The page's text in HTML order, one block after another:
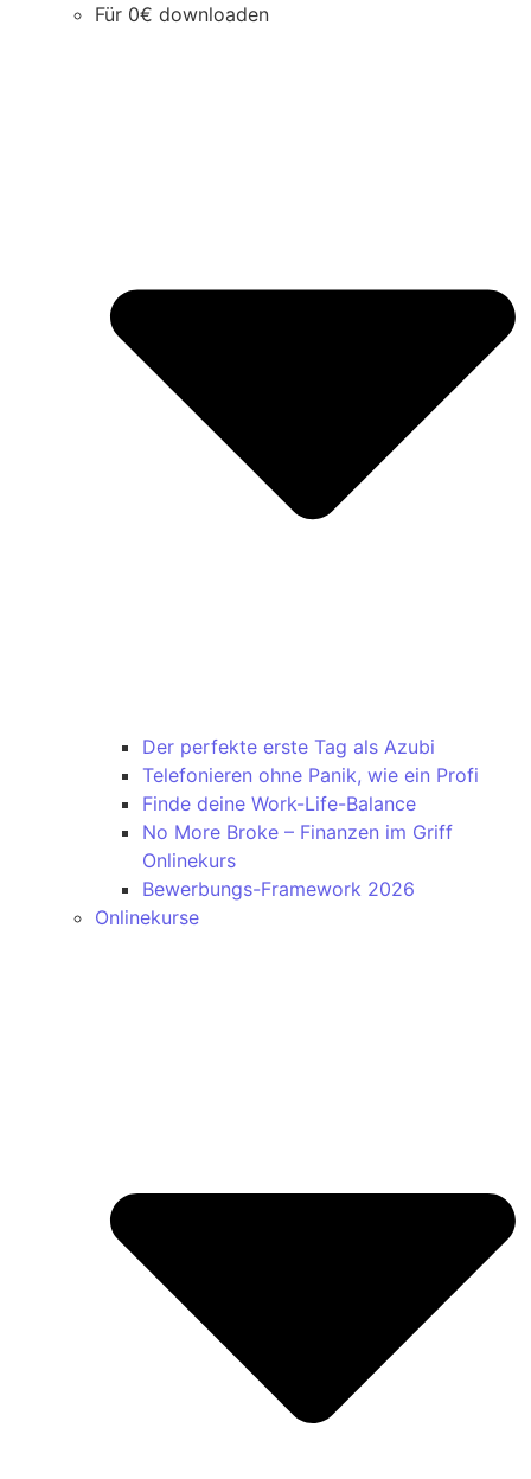
Für 0€ downloaden
Der perfekte erste Tag als Azubi
Telefonieren ohne Panik, wie ein Profi
Finde deine Work-Life-Balance
No More Broke – Finanzen im Griff
Onlinekurs
Bewerbungs-Framework 2026
Onlinekurse